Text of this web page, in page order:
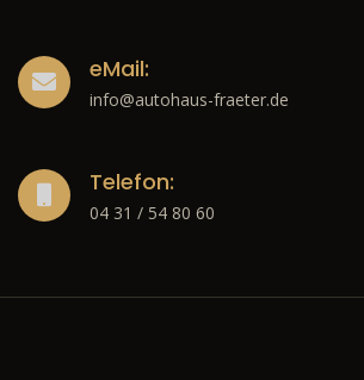
eMail:
info@autohaus-fraeter.de
Telefon:
04 31 / 54 80 60